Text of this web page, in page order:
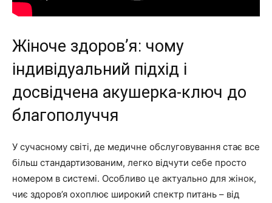
Жіноче здоров’я: чому
індивідуальний підхід і
досвідчена акушерка-ключ до
благополуччя
У сучасному світі, де медичне обслуговування стає все
більш стандартизованим, легко відчути себе просто
номером в системі. Особливо це актуально для жінок,
чиє здоров’я охоплює широкий спектр питань – від